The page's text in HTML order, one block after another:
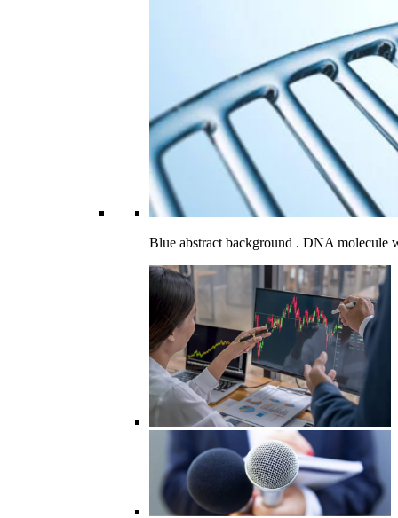
Blue abstract background . DNA molecule